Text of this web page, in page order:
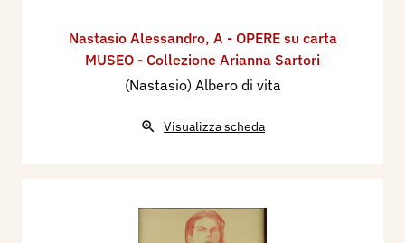
Nastasio Alessandro, A - OPERE su carta
MUSEO - Collezione Arianna Sartori
(Nastasio) Albero di vita
Visualizza scheda